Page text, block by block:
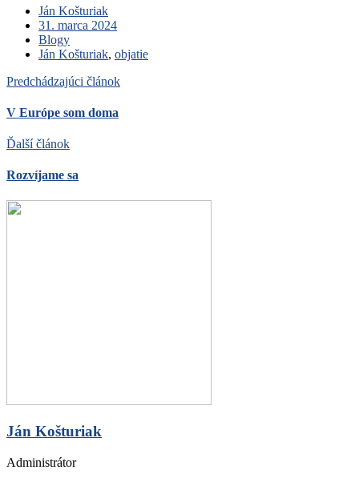
Ján Košturiak
31. marca 2024
Blogy
Ján Košturiak, objatie
Predchádzajúci článok
V Európe som doma
Ďalší článok
Rozvíjame sa
Ján Košturiak
Administrátor